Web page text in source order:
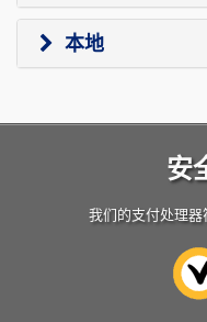
本地
安
我们的支付处理器